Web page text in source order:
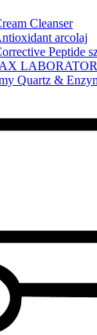
Cleanser
arcolaj
Peptide
Quartz &